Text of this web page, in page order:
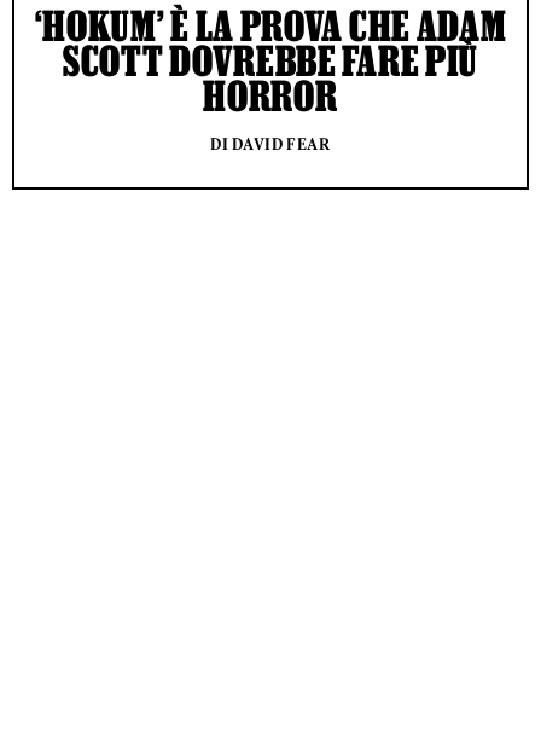
‘HOKUM’ È LA PROVA CHE ADAM
SCOTT DOVREBBE FARE PIÙ
HORROR
DI DAVID FEAR